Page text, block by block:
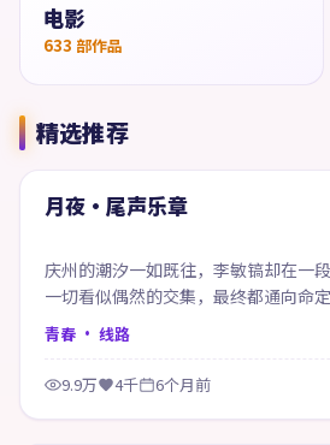
电影
633 部作品
精选推荐
精选
月夜·尾声乐章
庆州的潮汐一如既往，李敏镐却在一
一切看似偶然的交集，最终都通向命定
青春 · 线路
9.9万 4千 6个月前